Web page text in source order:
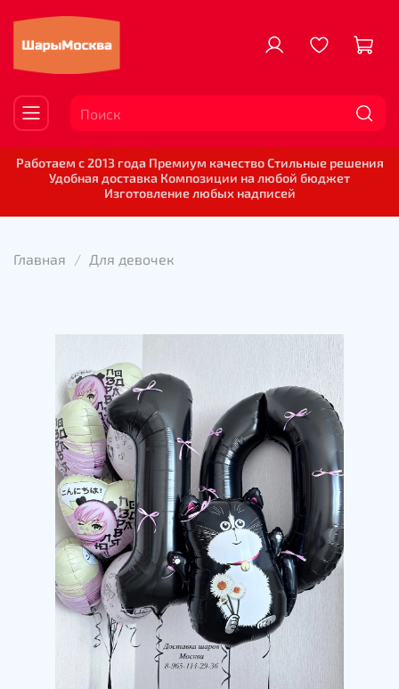
Работаем с 2013 года Премиум качество Стильные решения
Удобная доставка Композиции на любой бюджет
Изготовление любых надписей
Главная Для девочек